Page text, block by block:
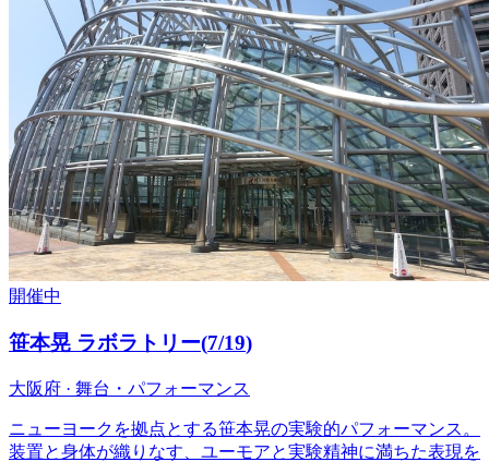
開催中
笹本晃 ラボラトリー(7/19)
大阪府 · 舞台・パフォーマンス
ニューヨークを拠点とする笹本晃の実験的パフォーマンス。
装置と身体が織りなす、ユーモアと実験精神に満ちた表現を